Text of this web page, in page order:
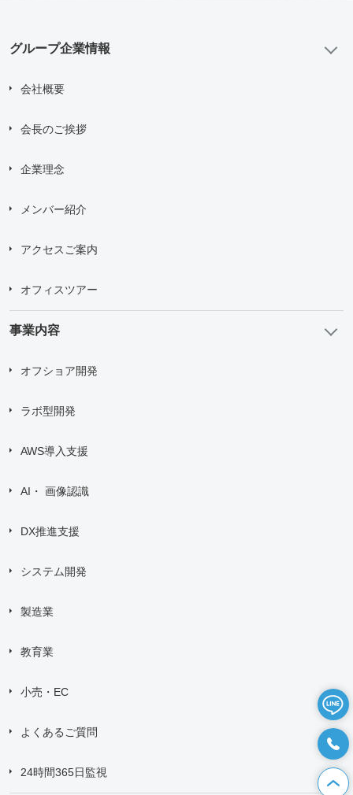
グループ企業情報
会社概要
会長のご挨拶
企業理念
メンバー紹介
アクセスご案内
オフィスツアー
事業内容
オフショア開発
ラボ型開発
AWS導入支援
AI・ 画像認識
DX推進支援
システム開発
製造業
教育業
小売・EC
よくあるご質問
24時間365日監視